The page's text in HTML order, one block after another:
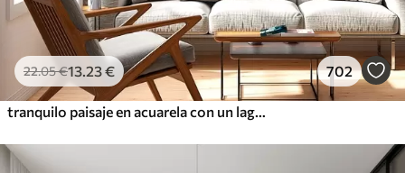
22.05€13 .23€ 702